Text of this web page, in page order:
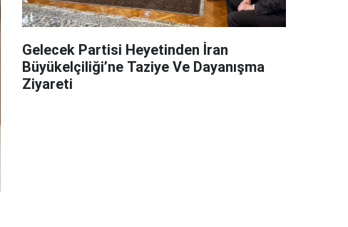
Gelecek Partisi Heyetinden İran
Büyükelçiliği’ne Taziye Ve Dayanışma
Ziyareti